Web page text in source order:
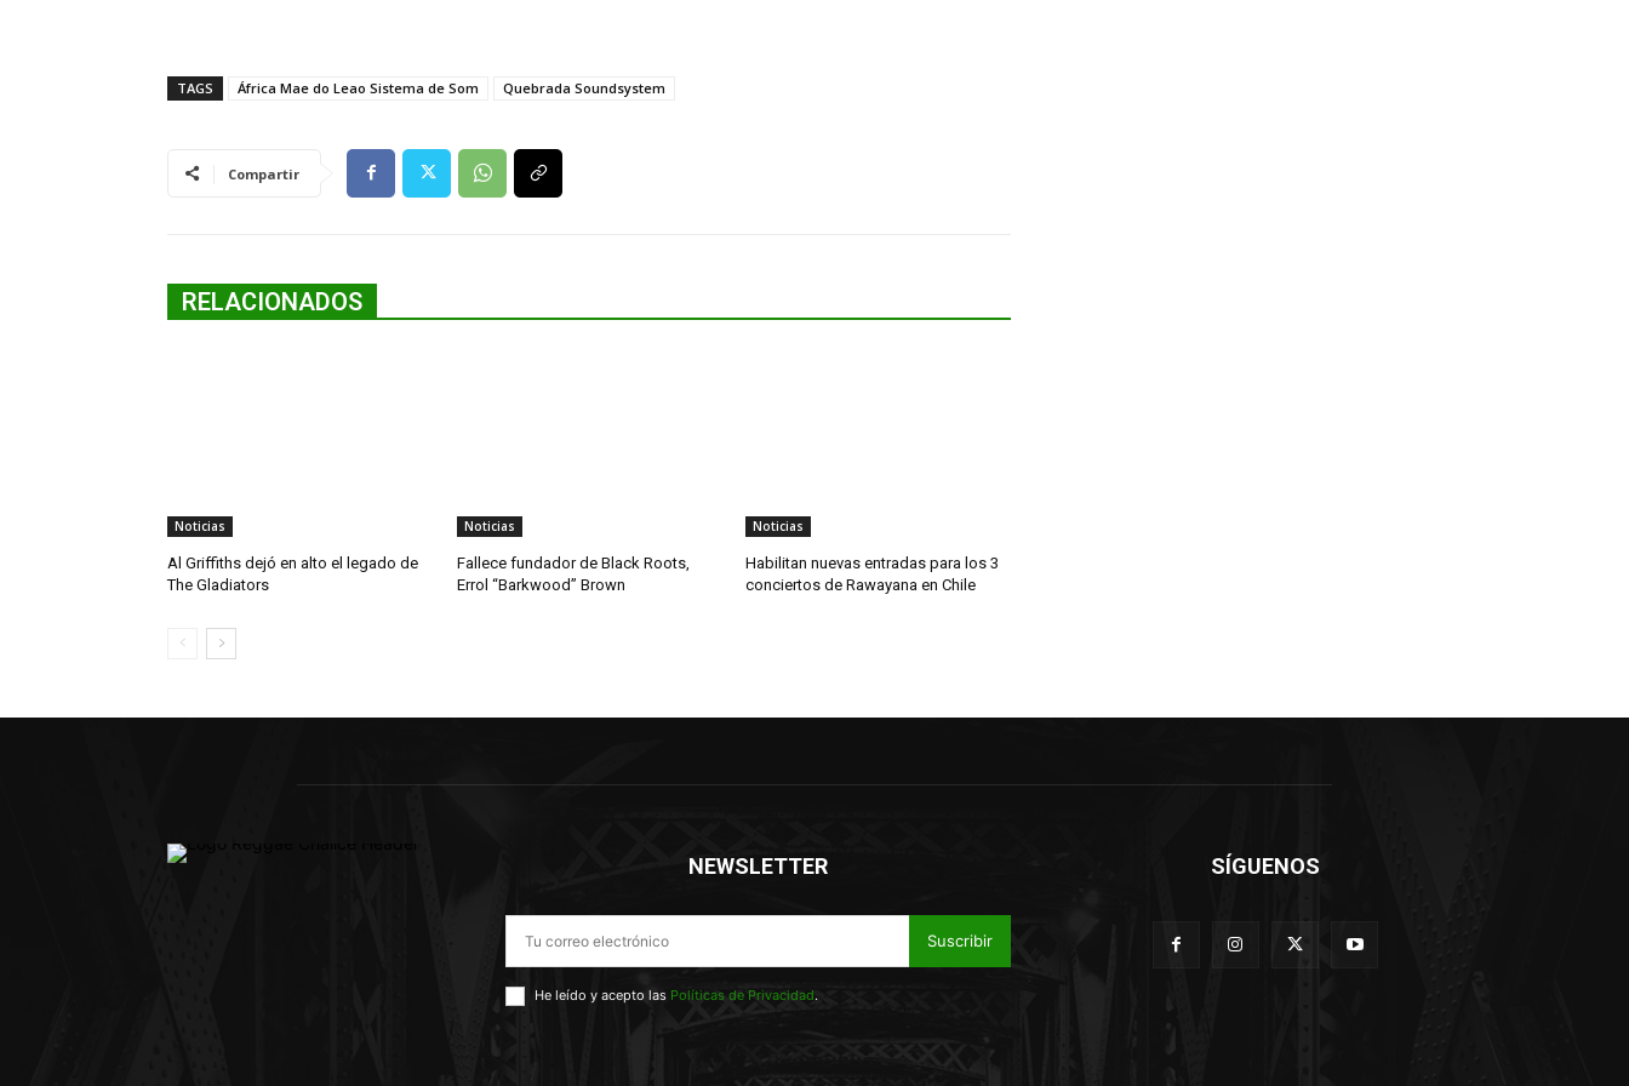
TAGS África Mae do Leao Sistema de Som Quebrada Soundsystem
Compartir
RELACIONADOS
Noticias
Al Griffiths dejó en alto el legado de
The Gladiators
Noticias
Fallece fundador de Black Roots,
Errol “Barkwood” Brown
Noticias
Habilitan nuevas entradas para los 3
conciertos de Rawayana en Chile
NEWSLETTER
Suscribir
He leído y acepto las Políticas de Privacidad.
SÍGUENOS